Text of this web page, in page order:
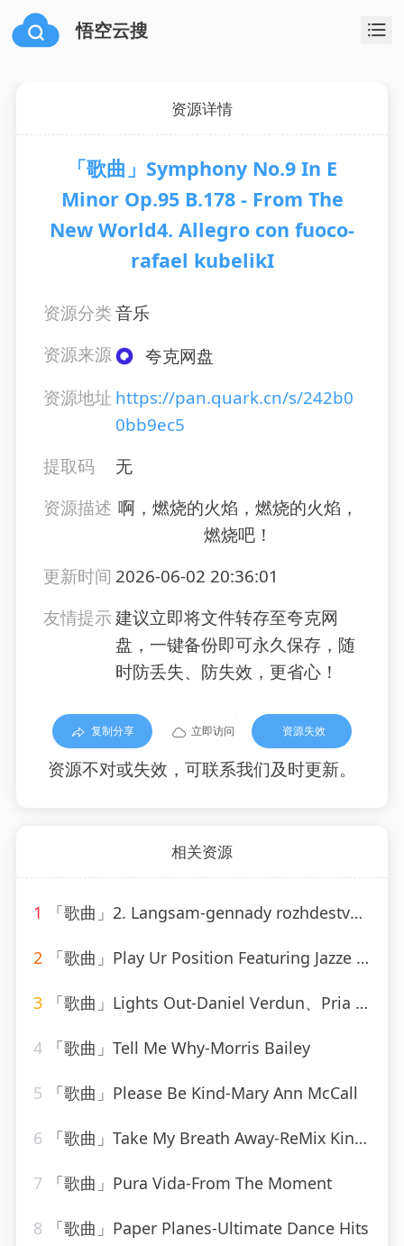
悟空云搜
资源详情
「歌曲」Symphony No.9 In E
Minor Op.95 B.178 - From The
New World4. Allegro con fuoco-
rafael kubelikI
资源分类音乐
资源来源
夸克网盘
资源地址 https://pan.quark.cn/s/242b0
0bb9ec5
提取码
无
资源描述 啊，燃烧的火焰，燃烧的火焰，
燃烧吧！
更新时间 2026-06-02 20:36:01
友情提示建议立即将文件转存至夸克网
盘，一键备份即可永久保存，随
时防丢失、防失效，更省心！
复制分享 立即访问 资源失效
资源不对或失效，可联系我们及时更新。
相关资源
1 「歌曲」2. Langsam-gennady rozhdestvensky、jean martinon、Paris Conservatoire Orchestra
2 「歌曲」Play Ur Position Featuring Jazze Pha & Mr. Mo-YoungBloodZ、Jazze Pha、Mr. Mo
3 「歌曲」Lights Out-Daniel Verdun、Pria Coterell
4 「歌曲」Tell Me Why-Morris Bailey
5 「歌曲」Please Be Kind-Mary Ann McCall
6 「歌曲」Take My Breath Away-ReMix Kings
7 「歌曲」Pura Vida-From The Moment
8 「歌曲」Paper Planes-Ultimate Dance Hits